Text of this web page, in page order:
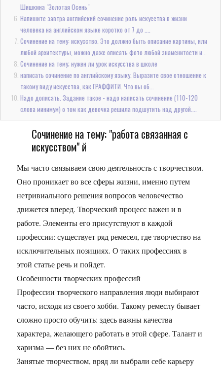
Шишкина "Золотая Осень"
Напишите завтра английский сочинение роль искусства в жизни
человека на английском языке коротко от 7 до ....
Сочинение на тему: искусство. Это должно быть описание картины, или
любой архитектуры, можно даже описать фото любой знаменитости и...
Сочинение на тему; нужен ли урок искусства в школе
написать сочинение по английскому языку. Выразите свое отношение к
такому виду искусства, как ГРАФФИТИ. Что вы об...
Надо дописать. Задание такое - надо написать сочинение (110-120
слова минимум) о том как девочка решила подшутить над другой....
Сочинение на тему: "работа связанная с
искусством" й
Мы часто связываем свою деятельность с творчеством.
Оно проникает во все сферы жизни, именно путем
нетривиального решения вопросов человечество
движется вперед. Творческий процесс важен и в
работе. Элементы его присутствуют в каждой
профессии: существует ряд ремесел, где творчество на
исключительных позициях. О таких профессиях в
этой статье речь и пойдет.
Особенности творческих профессий
Профессии творческого направления люди выбирают
часто, исходя из своего хобби. Такому ремеслу бывает
сложно просто обучить: здесь важны качества
характера, желающего работать в этой сфере. Талант и
харизма — без них не обойтись.
Занятые творчеством, вряд ли выбрали себе карьеру